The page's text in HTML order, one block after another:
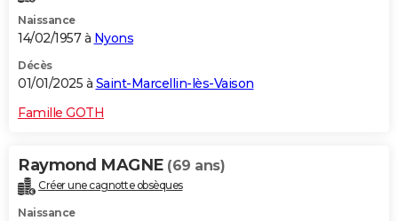
COPAINS D'AVANT
S'inscrire
Se connecter
Lycées
Collèges
Primaires
Universités
Entreprises
Service militaire
Avis de recherche
AVIS DE DÉCÈS
Naissance
14/02/1957 à Nyons
Décès
01/01/2025 à Saint-Marcellin-lès-Vaison
Famille GOTH
Raymond MAGNE (69 ans)
Créer une cagnotte obsèques
Naissance